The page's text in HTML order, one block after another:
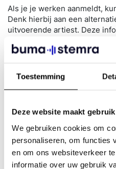
Toestemming
Deze website maakt
We gebruiken cookies om
personaliseren, om functies
en om ons websiteverkeer
informatie over uw gebruik
Als je je werken aanmeldt,
Denk hierbij aan een
uitvoerende artiest. Deze
in de verdeling van de
verdeling?
aangesloten auteurs en
BumaStemra-leden die in
krijgen vervolgens een
goed te keuren of te
aangemeld, kun je dit in de